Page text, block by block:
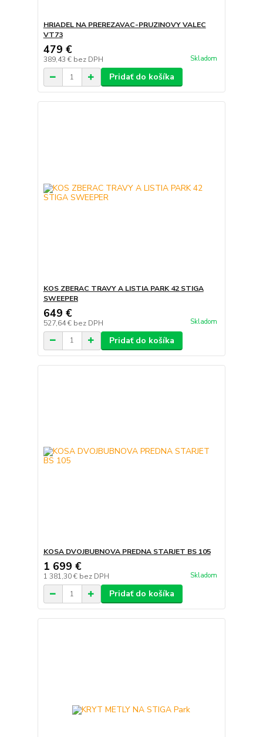
HRIADEL NA PREREZAVAC-PRUZINOVY VALEC
VT73
479 €
389,43 € bez DPH Skladom
Pridať do košíka
KOS ZBERAC TRAVY A LISTIA PARK 42 STIGA
SWEEPER
649 €
527,64 € bez DPH Skladom
Pridať do košíka
KOSA DVOJBUBNOVA PREDNA STARJET BS 105
1 699 €
1 381,30 € bez DPH Skladom
Pridať do košíka